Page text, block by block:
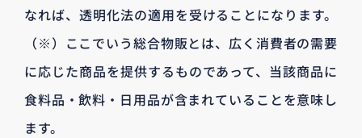
なれば、透明化法の適用を受けることになります。
（※）ここでいう総合物販とは、広く消費者の需要
に応じた商品を提供するものであって、当該商品に
食料品・飲料・日用品が含まれていることを意味し
ます。